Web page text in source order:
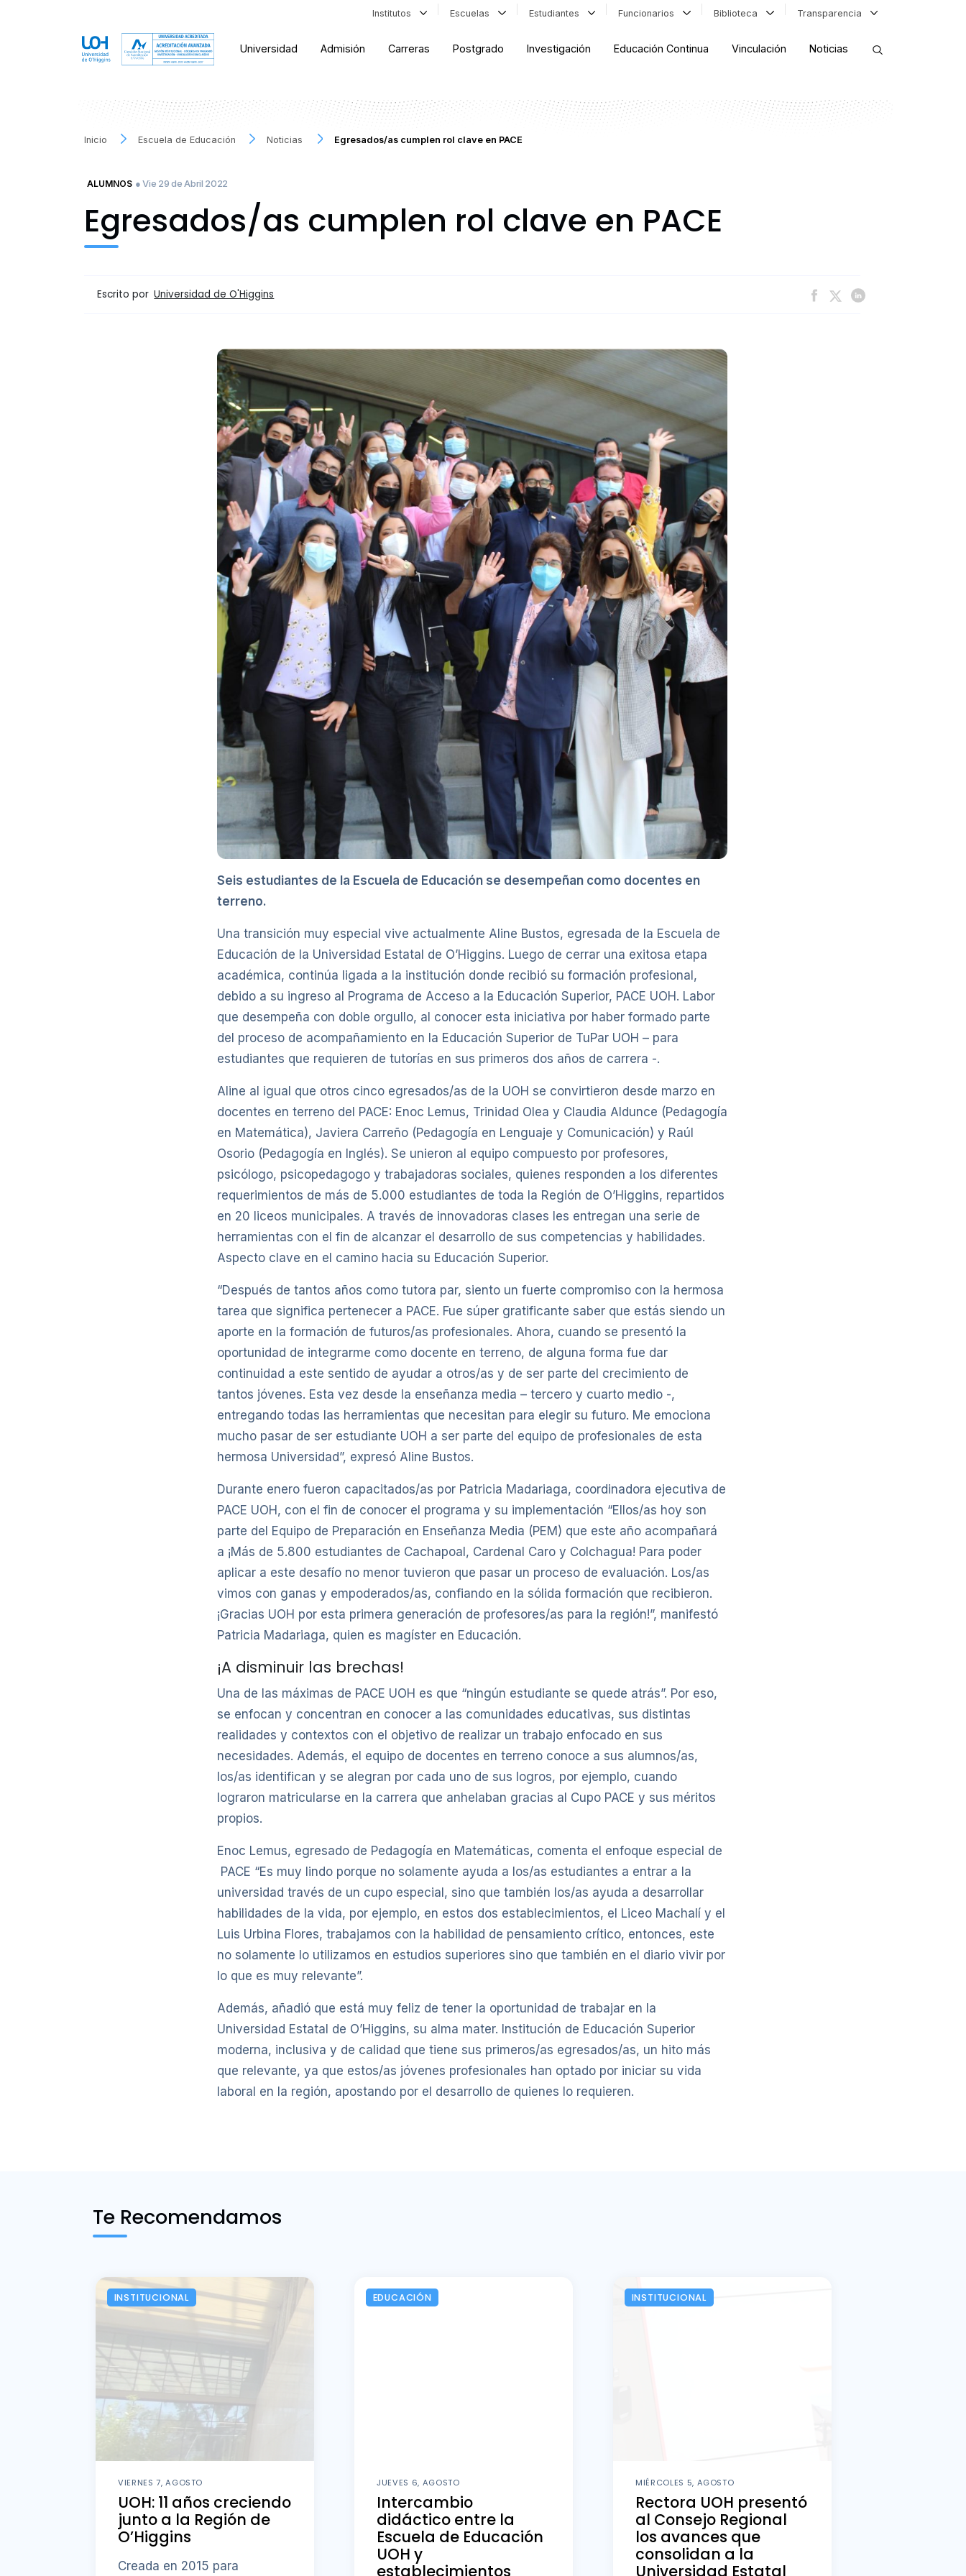
Institutos Escuelas Estudiantes Funcionarios Biblioteca Transparencia
Universidad Admisión Carreras Postgrado Investigación Educación Continua Vinculación Noticias
Inicio Escuela de Educación Noticias Egresados/as cumplen rol clave en PACE
ALUMNOS ● Vie 29 de Abril 2022
Egresados/as cumplen rol clave en PACE
Escrito por Universidad de O'Higgins
Seis estudiantes de la Escuela de Educación se desempeñan como docentes en
terreno.
Una transición muy especial vive actualmente Aline Bustos, egresada de la Escuela de
Educación de la Universidad Estatal de O’Higgins. Luego de cerrar una exitosa etapa
académica, continúa ligada a la institución donde recibió su formación profesional,
debido a su ingreso al Programa de Acceso a la Educación Superior, PACE UOH. Labor
que desempeña con doble orgullo, al conocer esta iniciativa por haber formado parte
del proceso de acompañamiento en la Educación Superior de TuPar UOH – para
estudiantes que requieren de tutorías en sus primeros dos años de carrera -.
Aline al igual que otros cinco egresados/as de la UOH se convirtieron desde marzo en
docentes en terreno del PACE: Enoc Lemus, Trinidad Olea y Claudia Aldunce (Pedagogía
en Matemática), Javiera Carreño (Pedagogía en Lenguaje y Comunicación) y Raúl
Osorio (Pedagogía en Inglés). Se unieron al equipo compuesto por profesores,
psicólogo, psicopedagogo y trabajadoras sociales, quienes responden a los diferentes
requerimientos de más de 5.000 estudiantes de toda la Región de O’Higgins, repartidos
en 20 liceos municipales. A través de innovadoras clases les entregan una serie de
herramientas con el fin de alcanzar el desarrollo de sus competencias y habilidades.
Aspecto clave en el camino hacia su Educación Superior.
“Después de tantos años como tutora par, siento un fuerte compromiso con la hermosa
tarea que significa pertenecer a PACE. Fue súper gratificante saber que estás siendo un
aporte en la formación de futuros/as profesionales. Ahora, cuando se presentó la
oportunidad de integrarme como docente en terreno, de alguna forma fue dar
continuidad a este sentido de ayudar a otros/as y de ser parte del crecimiento de
tantos jóvenes. Esta vez desde la enseñanza media – tercero y cuarto medio -,
entregando todas las herramientas que necesitan para elegir su futuro. Me emociona
mucho pasar de ser estudiante UOH a ser parte del equipo de profesionales de esta
hermosa Universidad”, expresó Aline Bustos.
Durante enero fueron capacitados/as por Patricia Madariaga, coordinadora ejecutiva de
PACE UOH, con el fin de conocer el programa y su implementación “Ellos/as hoy son
parte del Equipo de Preparación en Enseñanza Media (PEM) que este año acompañará
a ¡Más de 5.800 estudiantes de Cachapoal, Cardenal Caro y Colchagua! Para poder
aplicar a este desafío no menor tuvieron que pasar un proceso de evaluación. Los/as
vimos con ganas y empoderados/as, confiando en la sólida formación que recibieron.
¡Gracias UOH por esta primera generación de profesores/as para la región!”, manifestó
Patricia Madariaga, quien es magíster en Educación.
¡A disminuir las brechas!
Una de las máximas de PACE UOH es que “ningún estudiante se quede atrás”. Por eso,
se enfocan y concentran en conocer a las comunidades educativas, sus distintas
realidades y contextos con el objetivo de realizar un trabajo enfocado en sus
necesidades. Además, el equipo de docentes en terreno conoce a sus alumnos/as,
los/as identifican y se alegran por cada uno de sus logros, por ejemplo, cuando
lograron matricularse en la carrera que anhelaban gracias al Cupo PACE y sus méritos
propios.
Enoc Lemus, egresado de Pedagogía en Matemáticas, comenta el enfoque especial de
PACE “Es muy lindo porque no solamente ayuda a los/as estudiantes a entrar a la
universidad través de un cupo especial, sino que también los/as ayuda a desarrollar
habilidades de la vida, por ejemplo, en estos dos establecimientos, el Liceo Machalí y el
Luis Urbina Flores, trabajamos con la habilidad de pensamiento crítico, entonces, este
no solamente lo utilizamos en estudios superiores sino que también en el diario vivir por
lo que es muy relevante”.
Además, añadió que está muy feliz de tener la oportunidad de trabajar en la
Universidad Estatal de O’Higgins, su alma mater. Institución de Educación Superior
moderna, inclusiva y de calidad que tiene sus primeros/as egresados/as, un hito más
que relevante, ya que estos/as jóvenes profesionales han optado por iniciar su vida
laboral en la región, apostando por el desarrollo de quienes lo requieren.
Te Recomendamos
INSTITUCIONAL
VIERNES 7, AGOSTO
UOH: 11 años creciendo
junto a la Región de
O’Higgins
Creada en 2015 para
EDUCACIÓN
JUEVES 6, AGOSTO
Intercambio
didáctico entre la
Escuela de Educación
UOH y
establecimientos
INSTITUCIONAL
MIÉRCOLES 5, AGOSTO
Rectora UOH presentó
al Consejo Regional
los avances que
consolidan a la
Universidad Estatal